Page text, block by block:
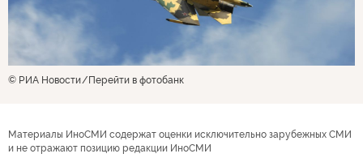
© РИА Новости Перейти в фотобанк
Материалы ИноСМИ содержат оценки исключительно зарубежных СМИ
и не отражают позицию редакции ИноСМИ